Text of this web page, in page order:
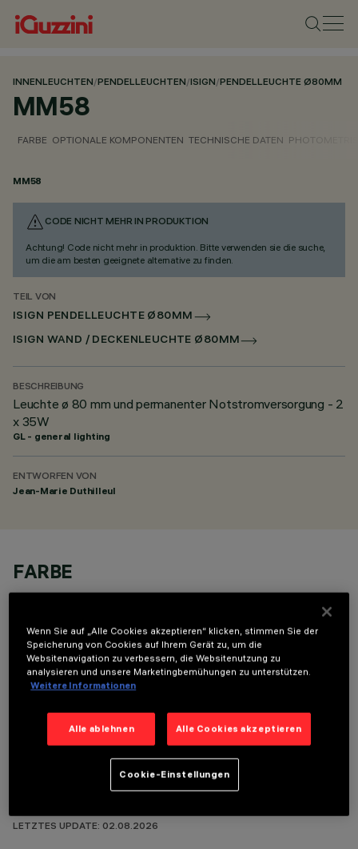
INNENLEUCHTEN/PENDELLEUCHTEN/ISIGN/PENDELLEUCHTE Ø80MM
MM58
FARBE OPTIONALE KOMPONENTEN TECHNISCHE DATEN
MM58
CODE NICHT MEHR IN PRODUKTION
Achtung! Code nicht mehr in produktion. Bitte verwenden sie die suche,
um die am besten geeignete alternative zu finden.
TEIL VON
ISIGN PENDELLEUCHTE Ø80MM
ISIGN WAND / DECKENLEUCHTE Ø80MM
BESCHREIBUNG
Leuchte ø 80 mm und permanenter Notstromversorgung - 2
x 35W
GL - general lighting
ENTWORFEN VON
Jean-Marie Duthilleul
FARBE
OPTIONALE KOMPONENTEN
LETZTES UPDATE: 02.08.2026
Wenn Sie auf „Alle Cookies akzeptieren“ klicken, stimmen Sie der
Speicherung von Cookies auf Ihrem Gerät zu, um die
Websitenavigation zu verbessern, die Websitenutzung zu
analysieren und unsere Marketingbemühungen zu unterstützen.
Weitere Informationen
Alle ablehnen Alle Cookies akzeptieren
Cookie-Einstellungen